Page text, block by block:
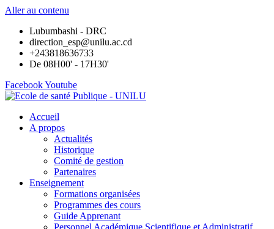
Aller au contenu
Lubumbashi - DRC
direction_esp@unilu.ac.cd
+243818636733
De 08H00' - 17H30'
FacebookYoutube
Accueil
A propos
Actualités
Historique
Comité de gestion
Partenaires
Enseignement
Formations organisées
Programmes des cours
Guide Apprenant
Personnel Académique Scientifique et Administratif